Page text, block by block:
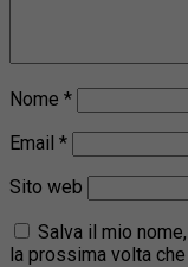
Nome *
Email *
Sito web
Salva il mio
la prossima volta che